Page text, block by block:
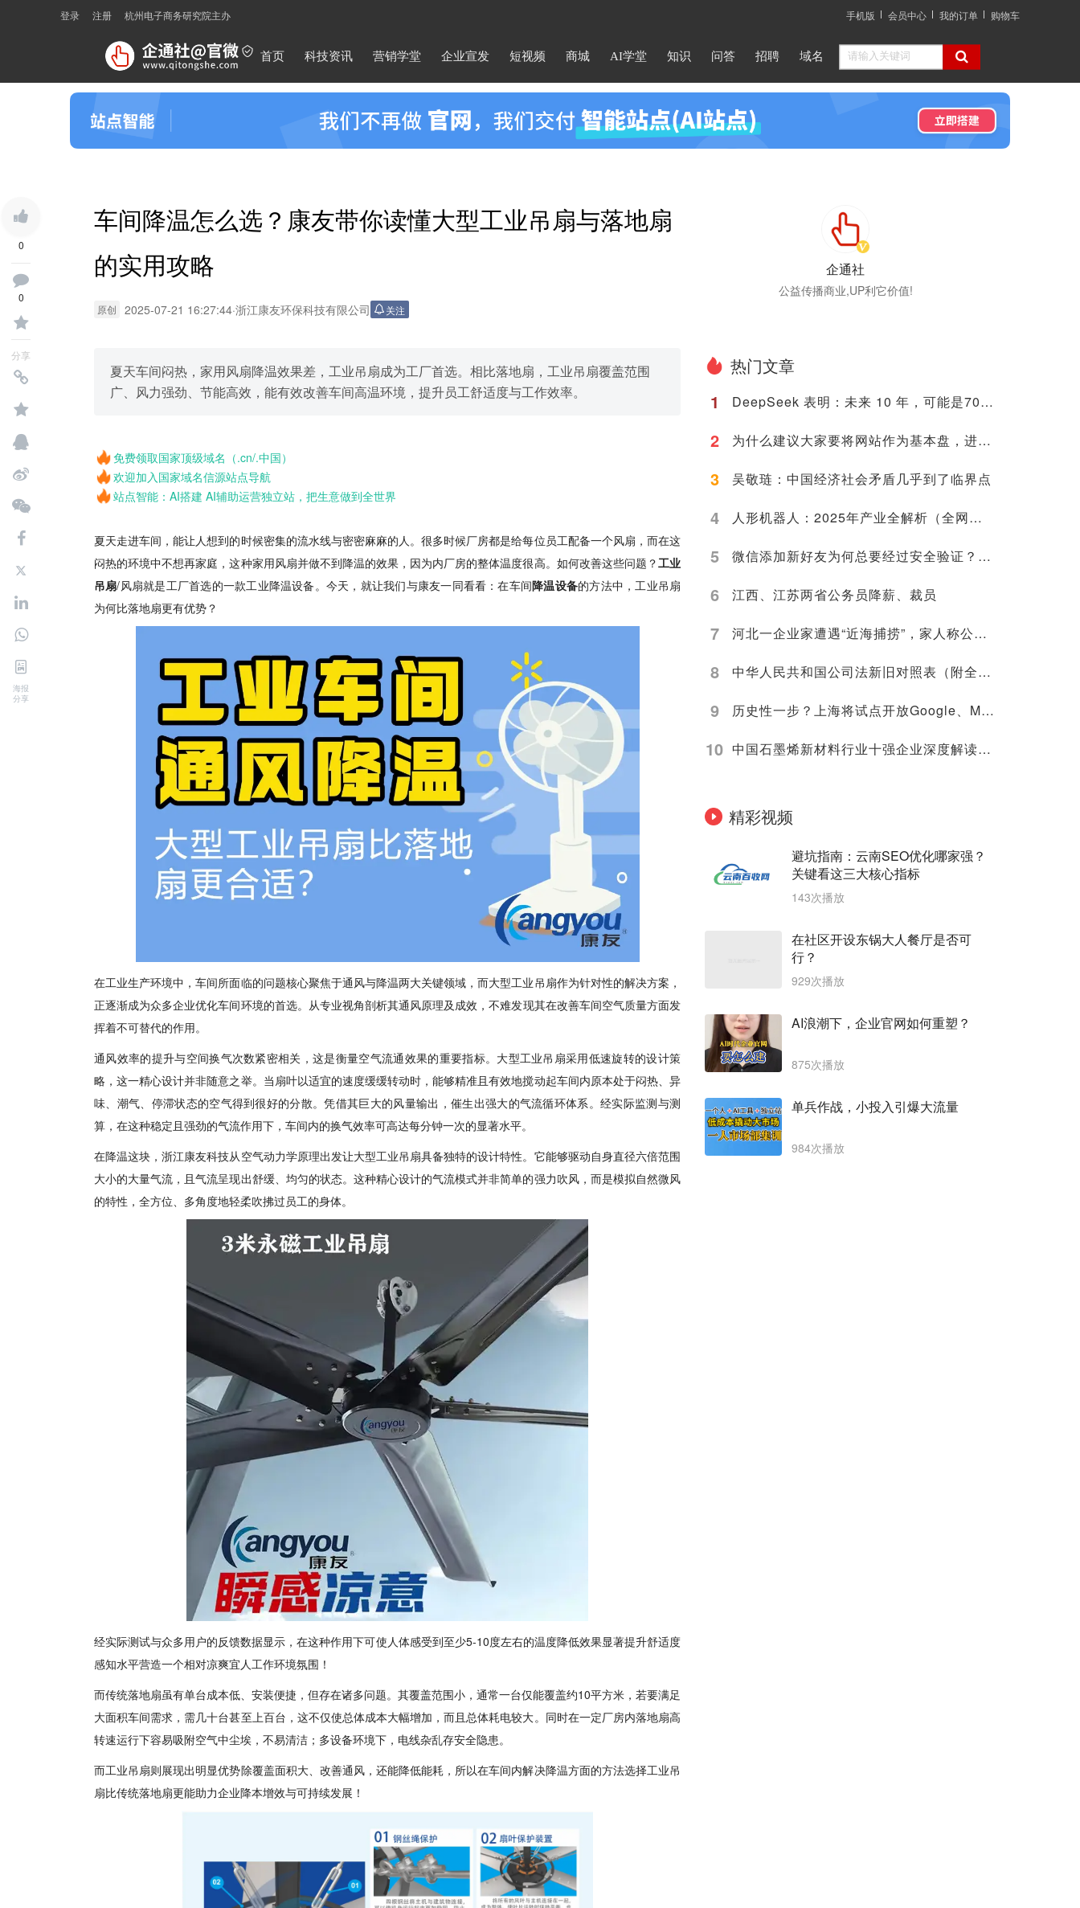
登录 注册 杭州电子商务研究院主办 手机版 会员中心 我的订单 购物车
首页 科技资讯 营销学堂 企业宣发 短视频 商城 AI学堂 知识 问答 招聘 域名
0
0
分享
海报
分享
车间降温怎么选？康友带你读懂大型工业吊扇与落地扇
的实用攻略
原创 2025-07-21 16:27:44·浙江康友环保科技有限公司 关注
夏天车间闷热，家用风扇降温效果差，工业吊扇成为工厂首选。相比落地扇，工业吊扇覆盖范围
广、风力强劲、节能高效，能有效改善车间高温环境，提升员工舒适度与工作效率。
免费领取国家顶级域名（.cn/.中国）
欢迎加入国家域名信源站点导航
站点智能：AI搭建 AI辅助运营独立站，把生意做到全世界
夏天走进车间，能让人想到的时候密集的流水线与密密麻麻的人。很多时候厂房都是给每位员工配备一个风扇，而在这
闷热的环境中不想再家庭，这种家用风扇并做不到降温的效果，因为内厂房的整体温度很高。如何改善这些问题？工业
吊扇/风扇就是工厂首选的一款工业降温设备。今天，就让我们与康友一同看看：在车间降温设备的方法中，工业吊扇
为何比落地扇更有优势？
在工业生产环境中，车间所面临的问题核心聚焦于通风与降温两大关键领域，而大型工业吊扇作为针对性的解决方案，
正逐渐成为众多企业优化车间环境的首选。从专业视角剖析其通风原理及成效，不难发现其在改善车间空气质量方面发
挥着不可替代的作用。
通风效率的提升与空间换气次数紧密相关，这是衡量空气流通效果的重要指标。大型工业吊扇采用低速旋转的设计策
略，这一精心设计并非随意之举。当扇叶以适宜的速度缓缓转动时，能够精准且有效地搅动起车间内原本处于闷热、异
味、潮气、停滞状态的空气得到很好的分散。凭借其巨大的风量输出，催生出强大的气流循环体系。经实际监测与测
算，在这种稳定且强劲的气流作用下，车间内的换气效率可高达每分钟一次的显著水平。
在降温这块，浙江康友科技从空气动力学原理出发让大型工业吊扇具备独特的设计特性。它能够驱动自身直径六倍范围
大小的大量气流，且气流呈现出舒缓、均匀的状态。这种精心设计的气流模式并非简单的强力吹风，而是模拟自然微风
的特性，全方位、多角度地轻柔吹拂过员工的身体。
经实际测试与众多用户的反馈数据显示，在这种作用下可使人体感受到至少5-10度左右的温度降低效果显著提升舒适度
感知水平营造一个相对凉爽宜人工作环境氛围！
而传统落地扇虽有单台成本低、安装便捷，但存在诸多问题。其覆盖范围小，通常一台仅能覆盖约10平方米，若要满足
大面积车间需求，需几十台甚至上百台，这不仅使总体成本大幅增加，而且总体耗电较大。同时在一定厂房内落地扇高
转速运行下容易吸附空气中尘埃，不易清洁；多设备环境下，电线杂乱存安全隐患。
而工业吊扇则展现出明显优势除覆盖面积大、改善通风，还能降低能耗，所以在车间内解决降温方面的方法选择工业吊
扇比传统落地扇更能助力企业降本增效与可持续发展！
企通社
公益传播商业,UP利它价值!
热门文章
1
DeepSeek 表明：未来 10 年，可能是70后80后最艰难的10 年
2 为什么建议大家要将网站作为基本盘，进来看看是否有道理再喷
3 吴敬琏：中国经济社会矛盾几乎到了临界点
4 人形机器人：2025年产业全解析（全网最全国内外玩家排行&细分龙头）
5 微信添加新好友为何总要经过安全验证？背后原因深度解析
6 江西、江苏两省公务员降薪、裁员
7 河北一企业家遭遇“近海捕捞”，家人称公司账上10.9亿现金惹祸
8 中华人民共和国公司法新旧对照表（附全文）
9 历史性一步？上海将试点开放Google、Meta等国际平台访问！
10 中国石墨烯新材料行业十强企业深度解读（2025）
精彩视频
避坑指南：云南SEO优化哪家强？
关键看这三大核心指标
143次播放
在社区开设东锅大人餐厅是否可
行？
929次播放
AI浪潮下，企业官网如何重塑？
875次播放
单兵作战，小投入引爆大流量
984次播放